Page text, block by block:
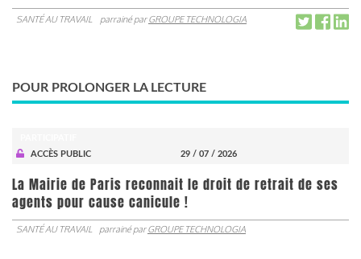
SANTÉ AU TRAVAIL parrainé parGROUPE TECHNOLOGIA
POUR PROLONGER LA LECTURE
ACCÈS PUBLIC
29 / 07 / 2026
La Mairie de Paris reconnait le droit de retrait de ses
agents pour cause canicule !
SANTÉ AU TRAVAIL parrainé parGROUPE TECHNOLOGIA